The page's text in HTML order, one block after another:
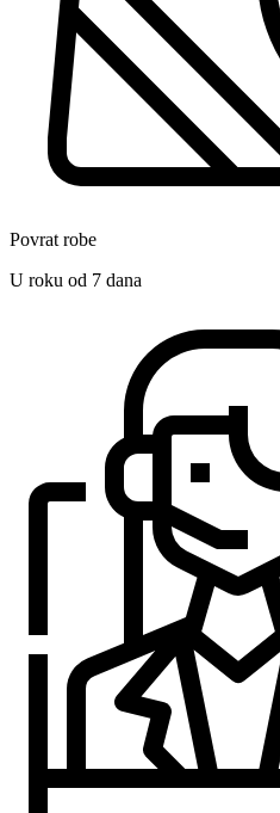
Povrat robe
U roku od 7 dana